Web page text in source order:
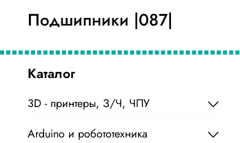
Подшипники |087|
Каталог
3D - принтеры, З/Ч, ЧПУ
Arduino и робототехника